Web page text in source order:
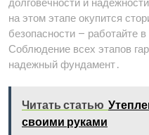
на этом этапе окупится
безопасности – работайте
Соблюдение всех этапов
надежный фундамент․
Читать статью
своими руками